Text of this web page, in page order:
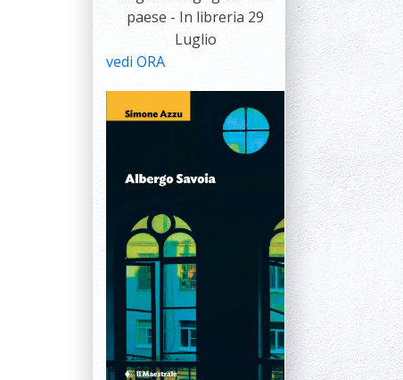
paese - In libreria 29
Luglio
vedi ORA